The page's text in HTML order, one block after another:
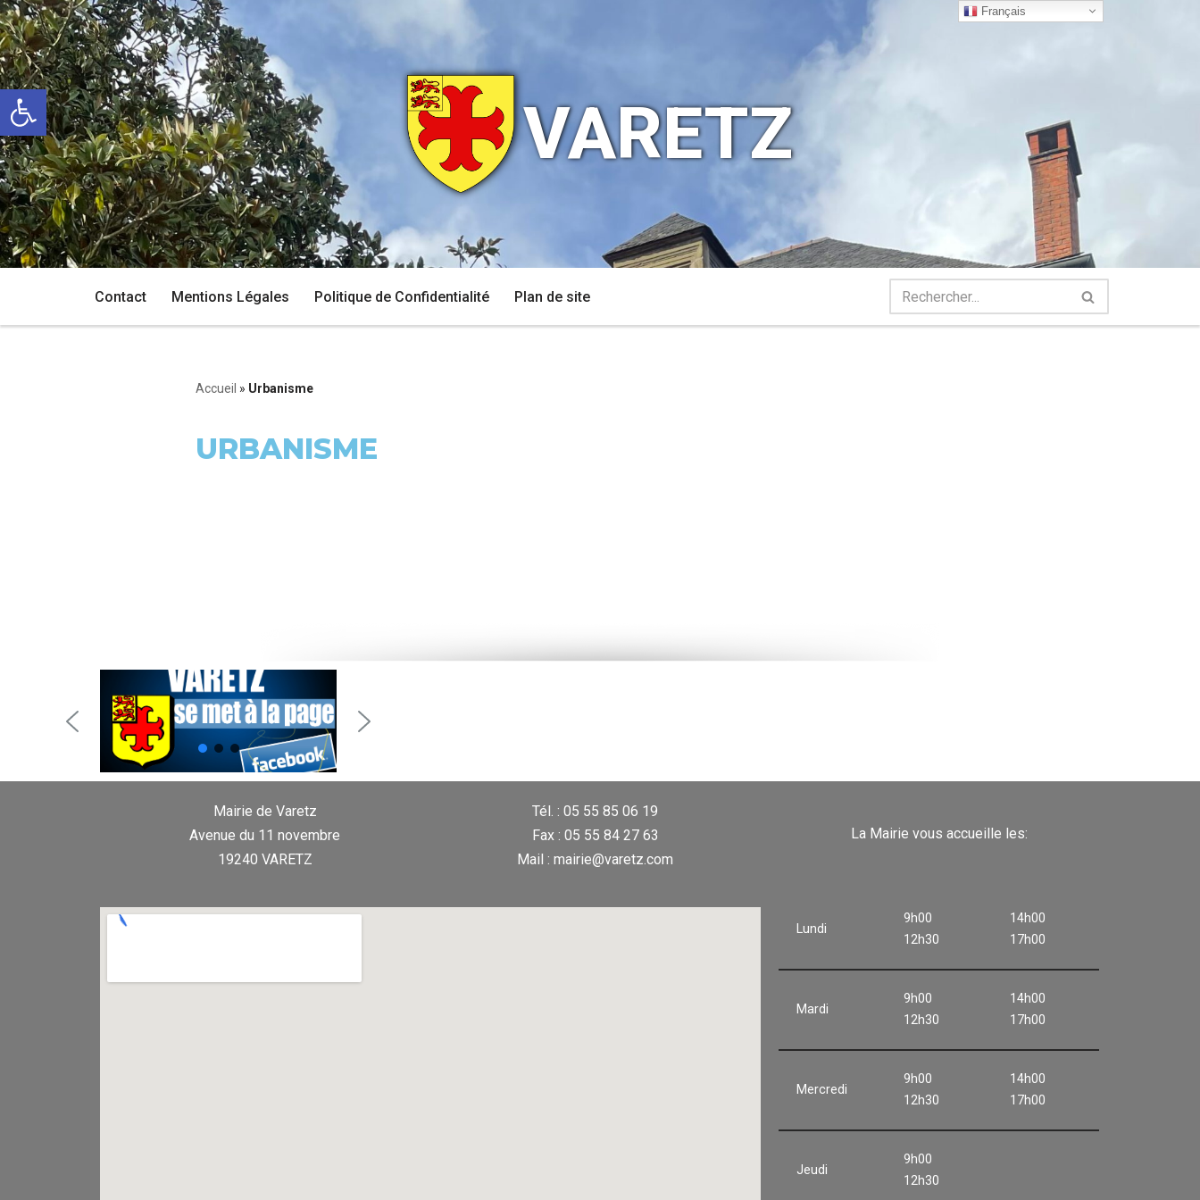
Ouvrir la barre d’outils
Aller
au
contenu
VARETZ
Contact Mentions Légales Politique de Confidentialité Plan de site
Accueil » Urbanisme
URBANISME
Mairie de Varetz
Avenue du 11 novembre
19240 VARETZ
Tél. : 05 55 85 06 19
Fax : 05 55 84 27 63
Mail : mairie@varetz.com
La Mairie vous accueille les:
Lundi
9h00
12h30
14h00
17h00
Mardi
9h00
12h30
14h00
17h00
Mercredi
9h00
12h30
14h00
17h00
Jeudi
9h00
12h30
Français